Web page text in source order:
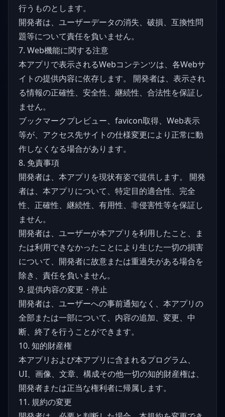
行うものとします。
開発者は、ユーザーデータの消失、破損、互換性問
題等について責任を負いません。
7. Web機能に関する注意
本アプリで表示されるWebコンテンツは、各Webサ
イトの提供内容に依存します。 開発者は、表示され
る情報の正確性、安全性、継続性、合法性を保証し
ません。
ブックマークプレビュー、favicon取得、Web表示
等が、アクセス先サイトの仕様変更により正常に動
作しなくなる場合があります。
8. 免責事項
開発者は、本アプリを現状有姿で提供します。 開発
者は、本アプリについて、特定目的適合性、完全
性、正確性、継続性、有用性、非侵害性等を保証し
ません。
開発者は、ユーザーが本アプリを利用したこと、ま
たは利用できなかったことにより生じた一切の損害
について、開発者に故意または重過失がある場合を
除き、責任を負いません。
9. 提供内容の変更・停止
開発者は、ユーザーへの事前通知なく、本アプリの
全部または一部について、内容の追加、変更、中
断、終了を行うことができます。
10. 知的財産権
本アプリおよび本アプリに含まれるプログラム、
UI、画像、文章、構成その他一切の知的財産権は、
開発者または正当な権利者に帰属します。
11. 規約の変更